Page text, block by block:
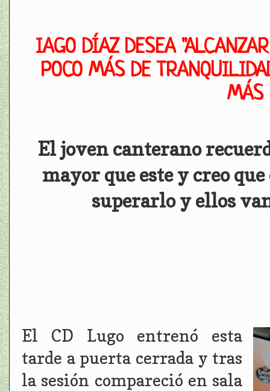
IAGO DÍAZ DESEA
POCO MÁS DE
MÁS
El joven canterano
mayor que este y creo
superarlo y ellos
El CD Lugo entrenó esta
tarde a puerta cerrada y tras
la sesión compareció en sala